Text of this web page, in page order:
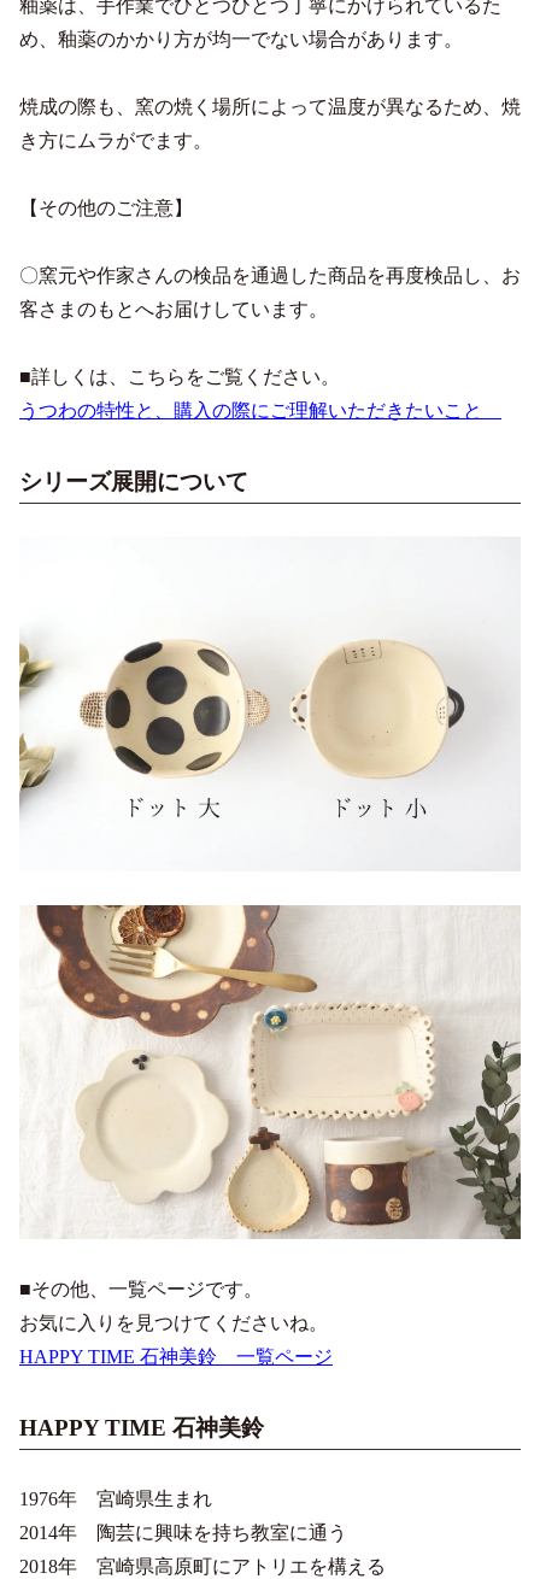
釉薬は、手作業でひとつひとつ丁寧にかけられているた
め、釉薬のかかり方が均一でない場合があります。
焼成の際も、窯の焼く場所によって温度が異なるため、焼
き方にムラがでます。
【その他のご注意】
〇窯元や作家さんの検品を通過した商品を再度検品し、お
客さまのもとへお届けしています。
■詳しくは、こちらをご覧ください。
うつわの特性と、購入の際にご理解いただきたいこと
シリーズ展開について
■その他、一覧ページです。
お気に入りを見つけてくださいね。
HAPPY TIME 石神美鈴 一覧ページ
HAPPY TIME 石神美鈴
1976年 宮崎県生まれ
2014年 陶芸に興味を持ち教室に通う
2018年 宮崎県高原町にアトリエを構える